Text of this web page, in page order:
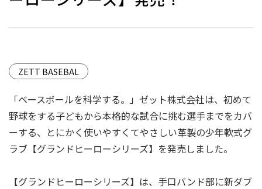
ZETT BASEBAL
「ベースボールを科学する。」ゼット株式会社は、初めて
野球をする⼦どもから本格的な試合に挑む選⼿までをカバ
ーする、とにかく使いやすくてやさしい⾰製の少年軟式グ
ラブ【グランドヒーローシリーズ】を発売しました。
【グランドヒーローシリーズ】は、⼿口バンド部に新ダブ